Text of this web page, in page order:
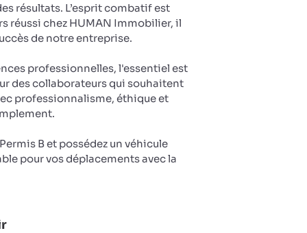
résultats. L’esprit combatif est
réussi chez HUMAN Immobilier, il
de notre entreprise.
professionnelles, l'essentiel est
des collaborateurs qui souhaitent
professionnalisme, éthique et
B et possédez un véhicule
pour vos déplacements avec la